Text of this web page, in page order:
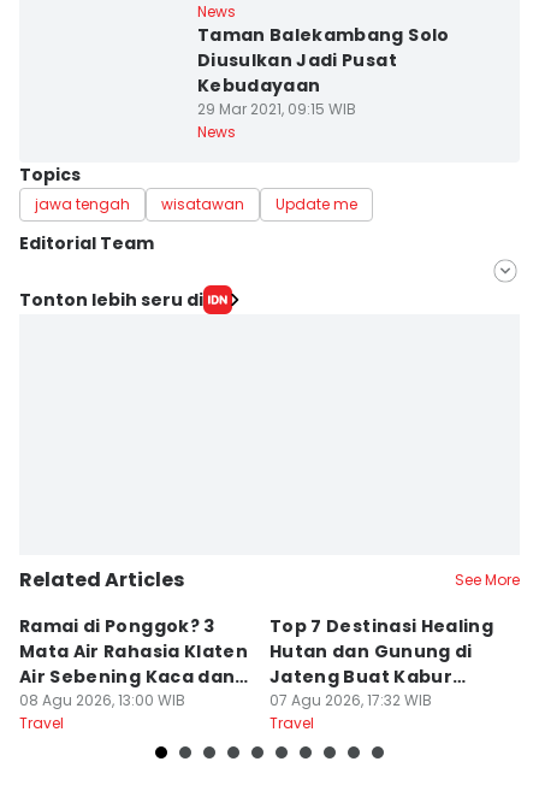
News
Taman Balekambang Solo
Diusulkan Jadi Pusat
Kebudayaan
29 Mar 2021, 09:15 WIB
News
Topics
jawa tengah wisatawan Update me
Editorial Team
Editor
Tonton lebih seru di
Related Articles See More
Ramai di Ponggok? 3
Mata Air Rahasia Klaten
Air Sebening Kaca dan
Masih Sepi
08 Agu 2026, 13:00 WIB
Travel
Top 7 Destinasi Healing
Hutan dan Gunung di
Jateng Buat Kabur
Sejenak, Under Rp200
Ribu
07 Agu 2026, 17:32 WIB
Travel